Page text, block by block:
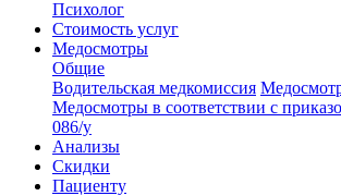
Психолог
Стоимость услуг
Медосмотры
Общие
Водительская медкомиссия
Медосмотры в соответствии с
086/у
Анализы
Скидки
Пациенту